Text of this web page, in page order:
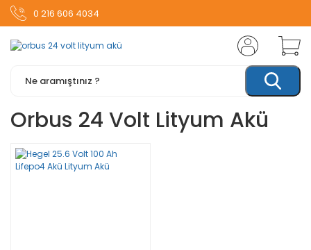
0 216 606 4034
Orbus 24 Volt Lityum Akü